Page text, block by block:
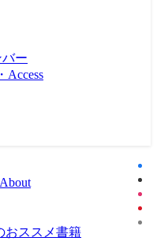
ー
Access
About
おススメ書籍